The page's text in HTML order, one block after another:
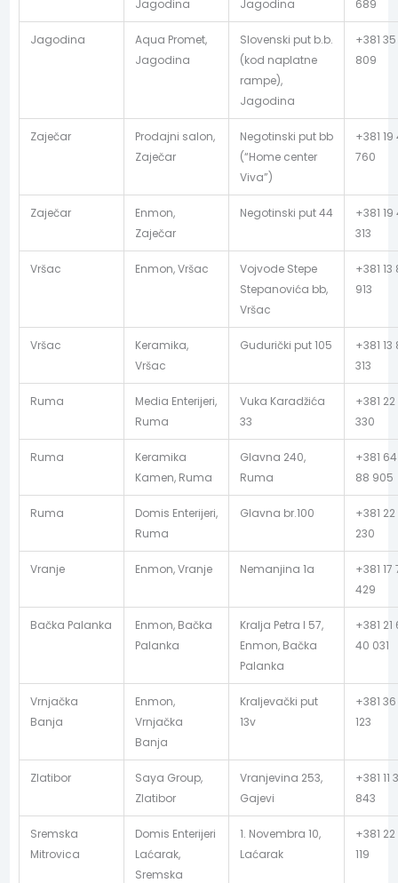
Jagodina Jagodina 689
Jagodina
Aqua Promet,
Jagodina
Slovenski put b.b.
(kod naplatne
rampe),
Jagodina
+381
809
Zaječar
Prodajni salon,
Zaječar
Negotinski put bb
(“Home center
Viva”)
+381
760
Zaječar
Enmon,
Zaječar
Negotinski put 44
+381
313
Vršac Enmon, Vršac
Vojvode Stepe
Stepanovića bb,
Vršac
+381 13
913
Vršac
Keramika,
Vršac
Gudurički put 105
+381 13
313
Ruma
Media Enterijeri,
Ruma
Vuka Karadžića
33
+381
330
Ruma
Keramika
Kamen, Ruma
Glavna 240,
Ruma
+381
88 905
Ruma
Domis Enterijeri,
Ruma
Glavna br.100
+381
230
Vranje Enmon, Vranje Nemanjina 1a
+381 17
429
Bačka Palanka
Enmon, Bačka
Palanka
Kralja Petra I 57,
Enmon, Bačka
Palanka
+381 21
40 031
Vrnjačka
Banja
Enmon,
Vrnjačka
Banja
Kraljevački put
13v
+381
123
Zlatibor
Saya Group,
Zlatibor
Vranjevina 253,
Gajevi
+381 11
843
Sremska
Mitrovica
Domis Enterijeri
Laćarak,
Sremska
1. Novembra 10,
Laćarak
+381 22
119